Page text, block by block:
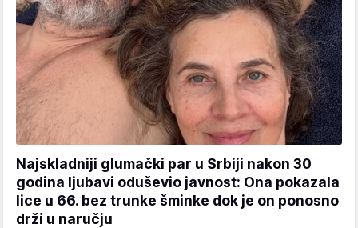
Najskladniji glumački par u Srbiji nakon 30
godina ljubavi oduševio javnost: Ona pokazala
lice u 66. bez trunke šminke dok je on ponosno
drži u naručju